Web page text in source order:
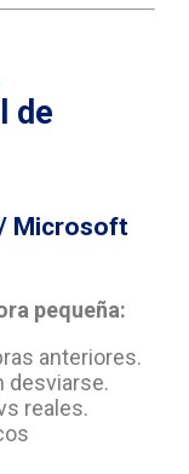
de
Microsoft
pequeña:
anteriores.
desviarse.
reales.